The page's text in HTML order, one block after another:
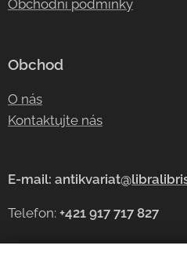
Obchodní podmínky
Obchod
O nás
Kontaktujte nás
E-mail: antikvariat@
Telefon: +421 917 717 827